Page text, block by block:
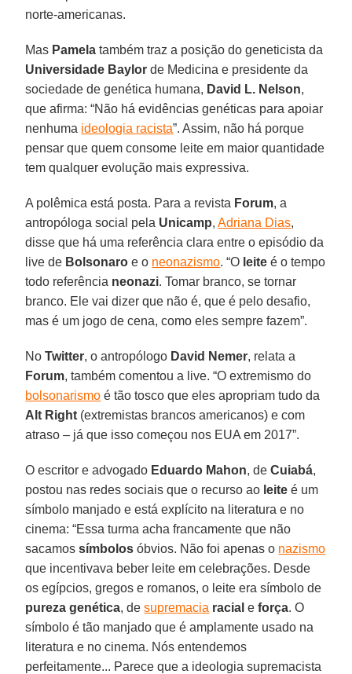
norte-americanas.
Mas Pamela também traz a posição do geneticista da
Universidade Baylor de Medicina e presidente da
sociedade de genética humana, David L. Nelson,
que afirma: “Não há evidências genéticas para apoiar
nenhuma ideologia racista”. Assim, não há porque
pensar que quem consome leite em maior quantidade
tem qualquer evolução mais expressiva.
A polêmica está posta. Para a revista Forum, a
antropóloga social pela Unicamp,Adriana Dias,
disse que há uma referência clara entre o episódio da
live de Bolsonaro e o neonazismo. “O leite é o tempo
todo referência neonazi. Tomar branco, se tornar
branco. Ele vai dizer que não é, que é pelo desafio,
mas é um jogo de cena, como eles sempre fazem”.
NoTwitter, o antropólogo David Nemer, relata a
Forum, também comentou a live. “O extremismo do
bolsonarismo é tão tosco que eles apropriam tudo da
Alt Right (extremistas brancos americanos) e com
atraso – já que isso começou nos EUA em 2017”.
O escritor e advogado Eduardo Mahon, deCuiabá,
postou nas redes sociais que o recurso ao leite é um
símbolo manjado e está explícito na literatura e no
cinema: “Essa turma acha francamente que não
sacamossímbolos óbvios. Não foi apenas o nazismo
que incentivava beber leite em celebrações. Desde
os egípcios, gregos e romanos, o leite era símbolo de
pureza genética, desupremacia racial eforça. O
símbolo é tão manjado que é amplamente usado na
literatura e no cinema. Nós entendemos
perfeitamente... Parece que a ideologia supremacista